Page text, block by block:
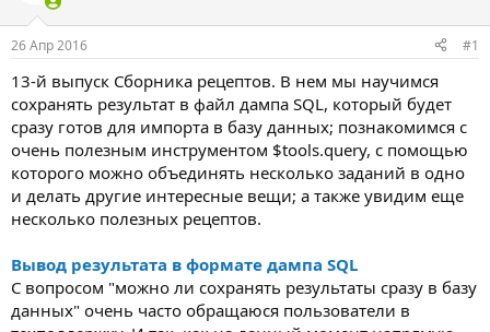
т
е
м
ы
а
л
26 Апр 2016 #1
13-й выпуск Сборника рецептов. В нем мы научимся
сохранять результат в файл дампа SQL, который будет
сразу готов для импорта в базу данных; познакомимся с
очень полезным инструментом $tools.query, с помощью
которого можно объединять несколько заданий в одно
и делать другие интересные вещи; а также увидим еще
несколько полезных рецептов.
Вывод результата в формате дампа SQL
С вопросом "можно ли сохранять результаты сразу в базу
данных" очень часто обращаюся пользователи в